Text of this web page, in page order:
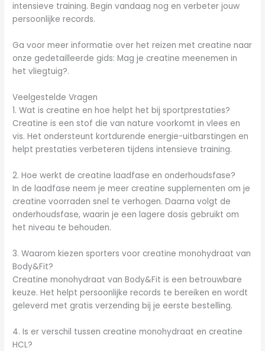
intensieve training. Begin vandaag nog en verbeter jouw
persoonlijke records.
Ga voor meer informatie over het reizen met creatine naar
onze gedetailleerde gids: Mag je creatine meenemen in
het vliegtuig?.
Veelgestelde Vragen
1. Wat is creatine en hoe helpt het bij sportprestaties?
Creatine is een stof die van nature voorkomt in vlees en
vis. Het ondersteunt kortdurende energie-uitbarstingen en
helpt prestaties verbeteren tijdens intensieve training.
2. Hoe werkt de creatine laadfase en onderhoudsfase?
In de laadfase neem je meer creatine supplementen om je
creatine voorraden snel te verhogen. Daarna volgt de
onderhoudsfase, waarin je een lagere dosis gebruikt om
het niveau te behouden.
3. Waarom kiezen sporters voor creatine monohydraat van
Body&Fit?
Creatine monohydraat van Body&Fit is een betrouwbare
keuze. Het helpt persoonlijke records te bereiken en wordt
geleverd met gratis verzending bij je eerste bestelling.
4. Is er verschil tussen creatine monohydraat en creatine
HCL?